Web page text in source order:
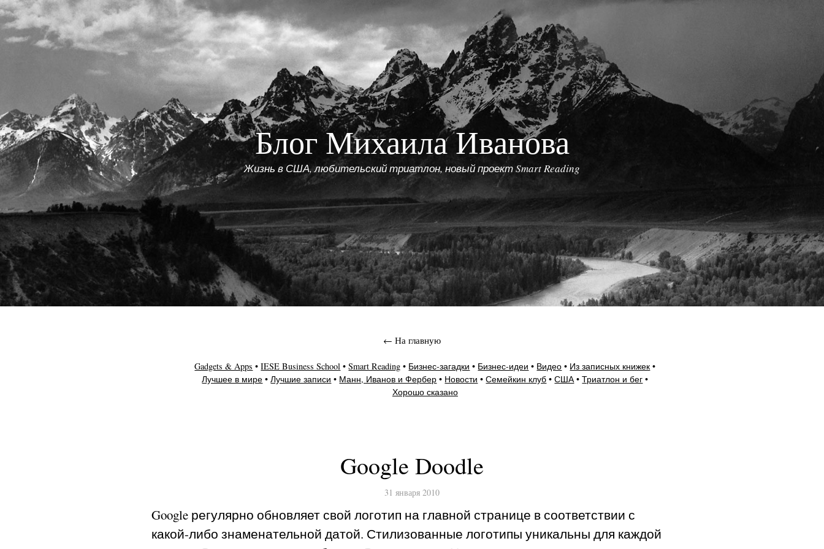
Блог Михаила Иванова
Жизнь в США, любительский триатлон, новый проект Smart Reading
← На главную
Gadgets & Apps IESE Business School Smart Reading Бизнес-загадки Бизнес-идеи Видео
Из записных книжек
Лучшее в мире
Лучшие записи Манн, Иванов и Фербер Новости Семейкин клуб США
Триатлон и бег
Хорошо сказано
Google Doodle
31 января 2010
Google регулярно обновляет свой логотип на главной странице в соответствии с
какой-либо знаменательной датой. Стилизованные логотипы уникальны для каждой